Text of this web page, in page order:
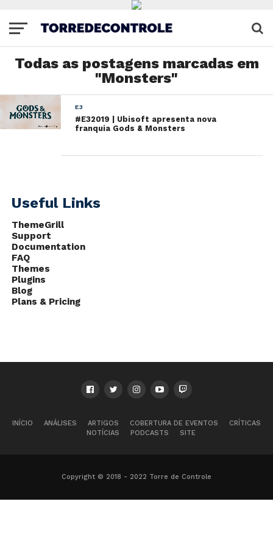
Todas as postagens marcadas em
"Monsters"
E3
#E32019 | Ubisoft apresenta nova
franquia Gods & Monsters
Useful Links
ThemeGrill
Support
Documentation
FAQ
Themes
Plugins
Blog
Plans & Pricing
INÍCIO ANÁLISES ARTIGOS COBERTURA DE EVENTOS
CRÍTICAS
NOTÍCIAS
PODCASTS SITE
Copyright © 2018 - 2022 Torre de Controle